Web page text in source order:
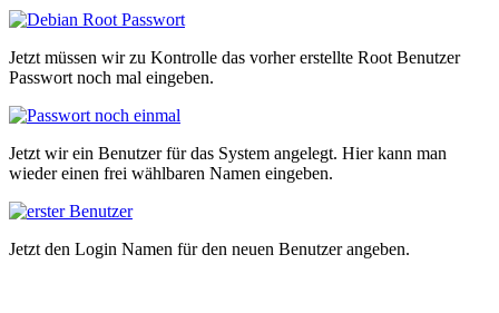
Jetzt müssen wir zu Kontrolle das vorher erstellte Root Benutzer
Passwort noch mal eingeben.
Jetzt wir ein Benutzer für das System angelegt. Hier kann man
wieder einen frei wählbaren Namen eingeben.
Jetzt den Login Namen für den neuen Benutzer angeben.